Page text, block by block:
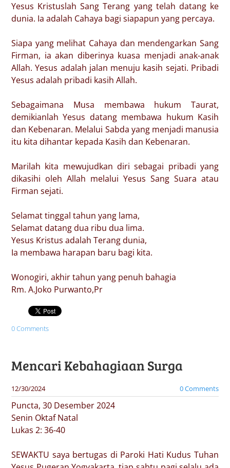
Yesus Kristuslah Sang Terang yang telah datang ke
dunia. Ia adalah Cahaya bagi siapapun yang percaya.
Siapa yang melihat Cahaya dan mendengarkan Sang
Firman, ia akan diberinya kuasa menjadi anak-anak
Allah. Yesus adalah jalan menuju kasih sejati. Pribadi
Yesus adalah pribadi kasih Allah.
Sebagaimana Musa membawa hukum Taurat,
demikianlah Yesus datang membawa hukum Kasih
dan Kebenaran. Melalui Sabda yang menjadi manusia
itu kita dihantar kepada Kasih dan Kebenaran.
Marilah kita mewujudkan diri sebagai pribadi yang
dikasihi oleh Allah melalui Yesus Sang Suara atau
Firman sejati.
Selamat tinggal tahun yang lama,
Selamat datang dua ribu dua lima.
Yesus Kristus adalah Terang dunia,
Ia membawa harapan baru bagi kita.
Wonogiri, akhir tahun yang penuh bahagia
Rm. A.Joko Purwanto,Pr
0 Comments
Mencari Kebahagiaan Surga
12/30/2024 0 Comments
​Puncta, 30 Desember 2024
Senin Oktaf Natal
Lukas 2: 36-40
SEWAKTU saya bertugas di Paroki Hati Kudus Tuhan